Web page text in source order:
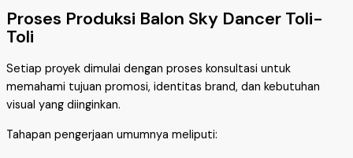
Proses Produksi Balon Sky Dancer Toli-
Toli
Setiap proyek dimulai dengan proses konsultasi untuk
memahami tujuan promosi, identitas brand, dan kebutuhan
visual yang diinginkan.
Tahapan pengerjaan umumnya meliputi: